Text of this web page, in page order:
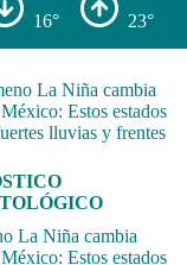
16° 23°
La Niña cambia
Estos estados